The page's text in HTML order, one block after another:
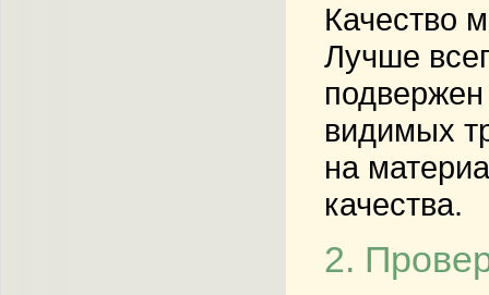
Качество
Лучше
видимых
на
качества.
2.